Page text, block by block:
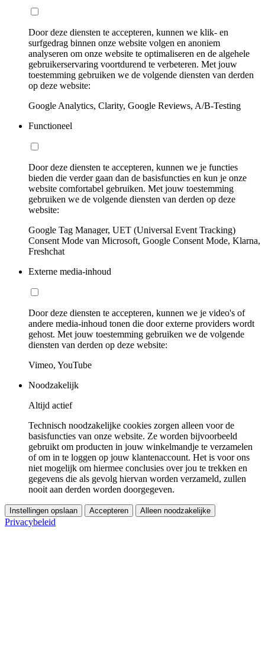
Door deze diensten te accepteren, kunnen we klik- en
surfgedrag binnen onze website volgen en anoniem
analyseren om onze website te optimaliseren en de algehele
gebruikerservaring voortdurend te verbeteren. Met jouw
toestemming gebruiken we de volgende diensten van derden
op deze website:
Google Analytics, Clarity, Google Reviews, A/B-Testing
Functioneel
Door deze diensten te accepteren, kunnen we je functies
bieden die verder gaan dan de basisfuncties en kun je onze
website comfortabel gebruiken. Met jouw toestemming
gebruiken we de volgende diensten van derden op deze
website:
Google Tag Manager, UET (Universal Event Tracking)
Consent Mode van Microsoft, Google Consent Mode, Klarna,
Freshchat
Externe media-inhoud
Door deze diensten te accepteren, kunnen we je video's of
andere media-inhoud tonen die door externe providers wordt
gehost. Met jouw toestemming gebruiken we de volgende
diensten van derden op deze website:
Vimeo, YouTube
Noodzakelijk
Altijd actief
Technisch noodzakelijke cookies zorgen alleen voor de
basisfuncties van onze website. Ze worden bijvoorbeeld
gebruikt om producten in jouw winkelmandje te verzamelen
of om in te loggen op jouw klantenaccount. Het is voor ons
niet mogelijk om hiermee conclusies over jou te trekken en
gegevens die als gevolg hiervan worden verzameld, zullen
nooit aan derden worden doorgegeven.
Instellingen opslaan Accepteren Alleen noodzakelijke
Privacybeleid